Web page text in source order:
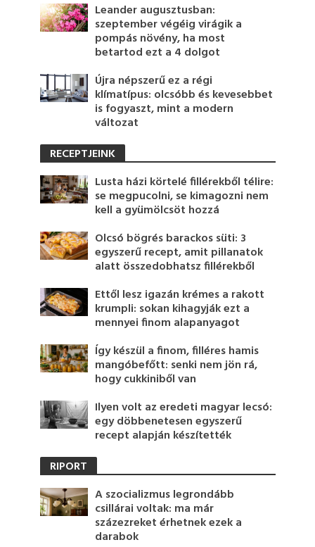
Leander augusztusban:
szeptember végéig virágik a
pompás növény, ha most
betartod ezt a 4 dolgot
Újra népszerű ez a régi
klímatípus: olcsóbb és kevesebbet
is fogyaszt, mint a modern
változat
RECEPTJEINK
Lusta házi körtelé fillérekből télire:
se megpucolni, se kimagozni nem
kell a gyümölcsöt hozzá
Olcsó bögrés barackos süti: 3
egyszerű recept, amit pillanatok
alatt összedobhatsz fillérekből
Ettől lesz igazán krémes a rakott
krumpli: sokan kihagyják ezt a
mennyei finom alapanyagot
Így készül a finom, filléres hamis
mangóbefőtt: senki nem jön rá,
hogy cukkiniből van
Ilyen volt az eredeti magyar lecsó:
egy döbbenetesen egyszerű
recept alapján készítették
RIPORT
A szocializmus legrondább
csillárai voltak: ma már
százezreket érhetnek ezek a
darabok